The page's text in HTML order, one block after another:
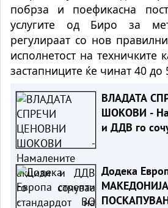
побрза и поефикасна
услугите од Биро за
регулираат со нов
исполнетост на техничките
застапниците ќе чинат 40 до
ВЛАДАТА
ШОКОВИ -
и ДДВ го
Додека